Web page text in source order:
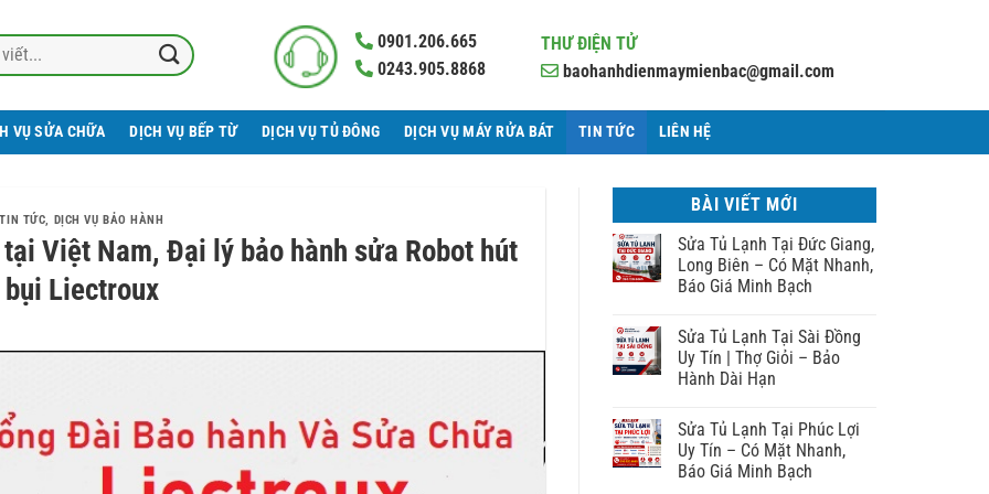
0901.206.665
0243.905.8868
THƯ ĐIỆN TỬ
baohanhdienmaymienbac@gmail.com
VỤ SỬA CHỮA DỊCH VỤ BẾP TỪ DỊCH VỤ TỦ ĐÔNG DỊCH VỤ MÁY RỬA BÁT TIN TỨC LIÊN HỆ
TIN TỨC, DỊCH VỤ BẢO HÀNH
Việt Nam, Đại lý bảo hành sửa Robot hút
bụi Liectroux
BÀI VIẾT MỚI
Sửa Tủ Lạnh Tại Đức Giang,
Long Biên – Có Mặt Nhanh,
Báo Giá Minh Bạch
Sửa Tủ Lạnh Tại Sài Đồng
Uy Tín | Thợ Giỏi – Bảo
Hành Dài Hạn
Sửa Tủ Lạnh Tại Phúc Lợi
Uy Tín – Có Mặt Nhanh,
Báo Giá Minh Bạch